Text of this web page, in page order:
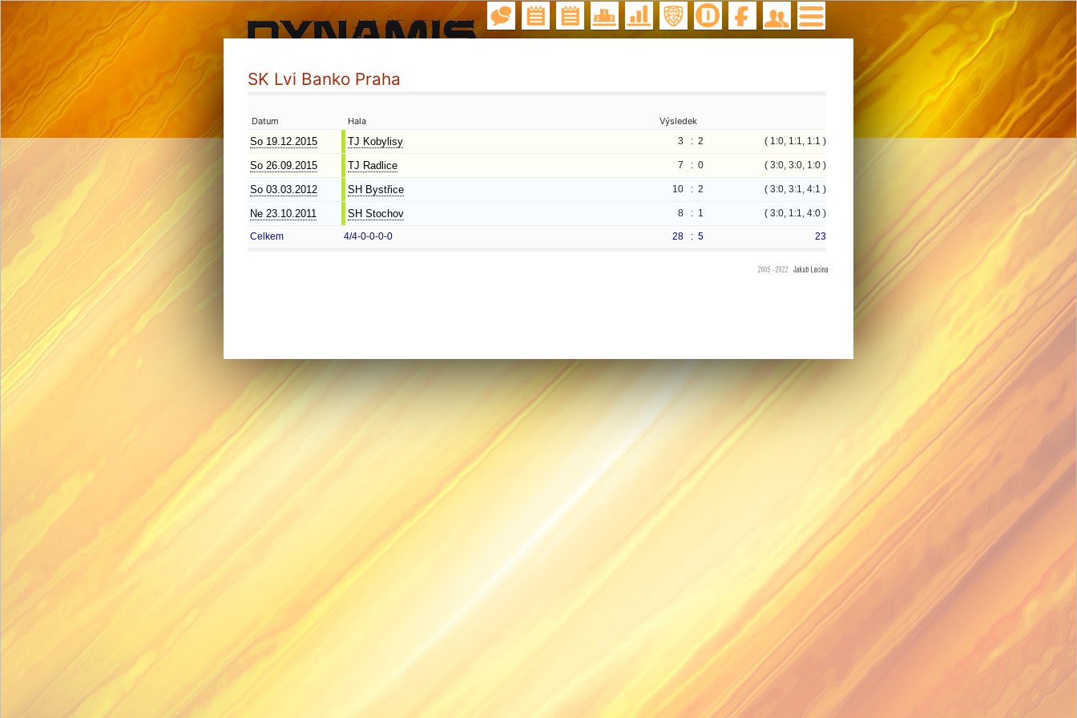
SK Lvi Banko Praha
Datum Hala Výsledek
So 19.12.2015 TJ Kobylisy 3 : 2 ( 1:0, 1:1, 1:1 )
So 26.09.2015 TJ Radlice 7 : 0 ( 3:0, 3:0, 1:0 )
So 03.03.2012 SH Bystřice 10 : 2 ( 3:0, 3:1, 4:1 )
Ne 23.10.2011 SH Stochov 8 : 1 ( 3:0, 1:1, 4:0 )
Celkem 4/4-0-0-0-0 28 : 5 23